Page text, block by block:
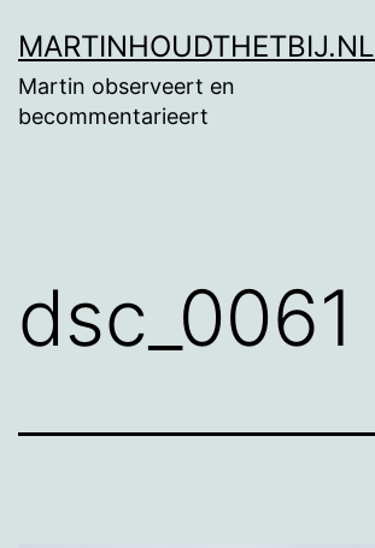
naar
de
MARTINHOUDTHETBIJ.NL
Martin observeert en
becommentarieert
dsc_0061